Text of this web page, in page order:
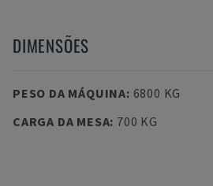
DIMENSÕES
PESO DA MÁQUINA: 6800 KG
CARGA DA MESA: 700 KG